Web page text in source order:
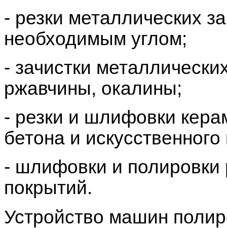
- резки металлических
необходимым углом;
- зачистки
ржавчины, окалины;
- резки и шлифовки
бетона и
- шлифовки и полировки
покрытий.
Устройство машин